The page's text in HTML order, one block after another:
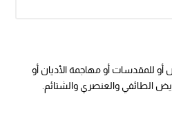
أو للمقدسات أو مهاجمة الأديان أو
الطائفي والعنصري والشتائم.